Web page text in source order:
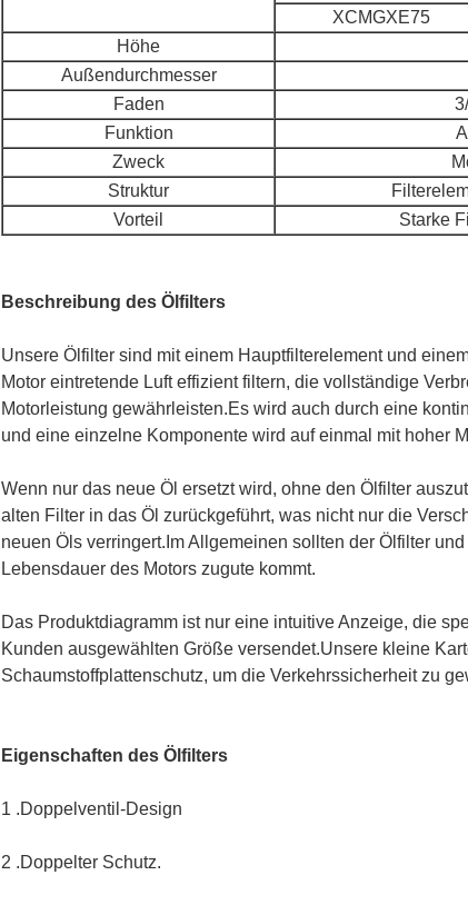
XCMGXE75
Höhe
Außendurchmesser
Faden
Funktion
Zweck
Struktur
Vorteil
Starke
Beschreibung des Ölfilters
Unsere Ölfilter sind mit einem Hauptfilterelement und
Motor eintretende Luft effizient filtern, die vollständige
Motorleistung gewährleisten.Es wird auch durch eine
und eine einzelne Komponente wird auf einmal mit hoher
Wenn nur das neue Öl ersetzt wird, ohne den Ölfilter
alten Filter in das Öl zurückgeführt, was nicht nur die
neuen Öls verringert.Im Allgemeinen sollten der Ölfilter
Lebensdauer des Motors zugute kommt.
Das Produktdiagramm ist nur eine intuitive Anzeige, die
Kunden ausgewählten Größe versendet.Unsere kleine
Schaumstoffplattenschutz, um die Verkehrssicherheit zu
Eigenschaften des Ölfilters
1 .Doppelventil-Design
2 .Doppelter Schutz.